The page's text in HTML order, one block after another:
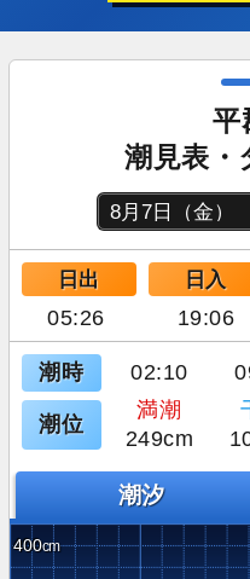
平
潮見表・
日出 日入
05:26 19:06
潮時 02:10
潮位
満潮
249cm
潮汐
400